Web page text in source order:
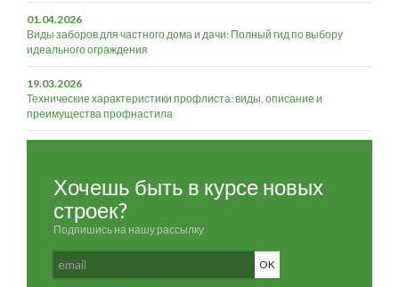
01.04.2026
Виды заборов для частного дома и дачи: Полный гид по выбору
идеального ограждения
19.03.2026
Технические характеристики профлиста: виды, описание и
преимущества профнастила
Хочешь быть в курсе новых
строек?
Подпишись на нашу рассылку